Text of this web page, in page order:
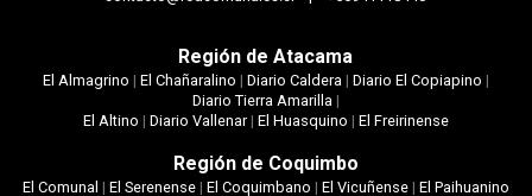
Región de Atacama
El Almagrino | El Chañaralino | Diario Caldera| Diario El Copiapino |
Diario Tierra Amarilla|
El Altino | Diario Vallenar| El Huasquino | El Freirinense
Región de Coquimbo
El Comunal | El Serenense| El Coquimbano | El Vicuñense| El Paihuanino